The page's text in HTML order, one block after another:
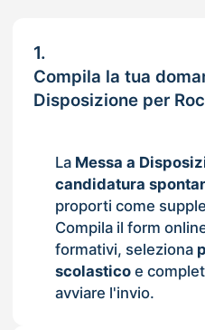
1.
Compila la tua
Disposizione per
La Messa a
candidatura
proporti come
Compila il form
formativi, seleziona
scolasticoe
avviare l'invio.